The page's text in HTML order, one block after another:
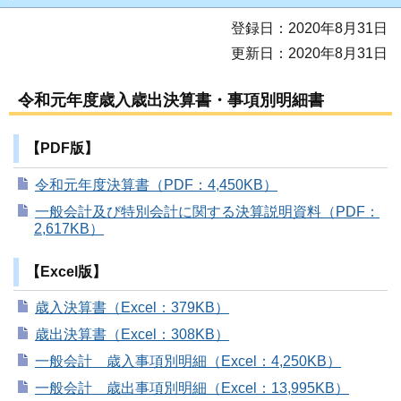
登録日：2020年8月31日
更新日：2020年8月31日
令和元年度歳入歳出決算書・事項別明細書
【PDF版】
令和元年度決算書（PDF：4,450KB）
一般会計及び特別会計に関する決算説明資料（PDF：
2,617KB）
【Excel版】
歳入決算書（Excel：379KB）
歳出決算書（Excel：308KB）
一般会計 歳入事項別明細（Excel：4,250KB）
一般会計 歳出事項別明細（Excel：13,995KB）